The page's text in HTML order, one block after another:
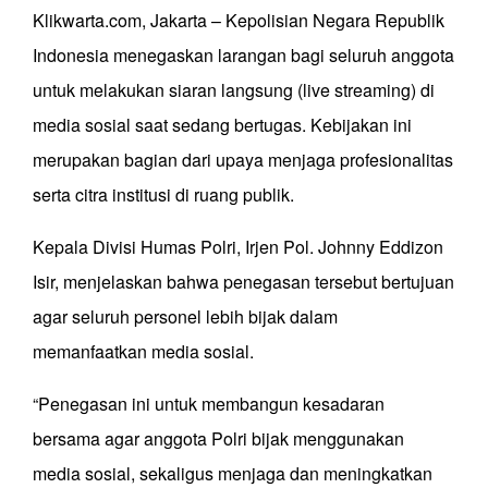
Klikwarta.com, Jakarta – Kepolisian Negara Republik
Indonesia menegaskan larangan bagi seluruh anggota
untuk melakukan siaran langsung (live streaming) di
media sosial saat sedang bertugas. Kebijakan ini
merupakan bagian dari upaya menjaga profesionalitas
serta citra institusi di ruang publik.
Kepala Divisi Humas Polri, Irjen Pol. Johnny Eddizon
Isir, menjelaskan bahwa penegasan tersebut bertujuan
agar seluruh personel lebih bijak dalam
memanfaatkan media sosial.
“Penegasan ini untuk membangun kesadaran
bersama agar anggota Polri bijak menggunakan
media sosial, sekaligus menjaga dan meningkatkan